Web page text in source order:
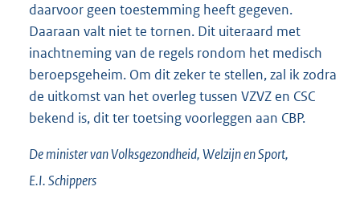
daarvoor geen toestemming heeft gegeven.
Daaraan valt niet te tornen. Dit uiteraard met
inachtneming van de regels rondom het medisch
beroepsgeheim. Om dit zeker te stellen, zal ik zodra
de uitkomst van het overleg tussen VZVZ en CSC
bekend is, dit ter toetsing voorleggen aan CBP.
De minister van Volksgezondheid, Welzijn en Sport,
E.I.Schippers